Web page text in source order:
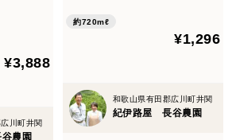
¥3,888
川町井関
農園
約720mℓ
¥1,296
和歌山県有田郡広川町井関
紀伊路屋 長谷農園